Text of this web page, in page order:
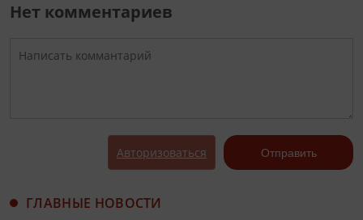
Нет комментариев
Авторизоваться Отправить
ГЛАВНЫЕ НОВОСТИ